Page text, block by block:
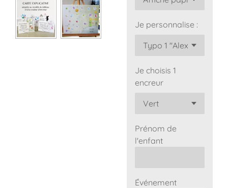
Je personnalise :
Je choisis 1
encreur
Prénom de
l'enfant
Événement